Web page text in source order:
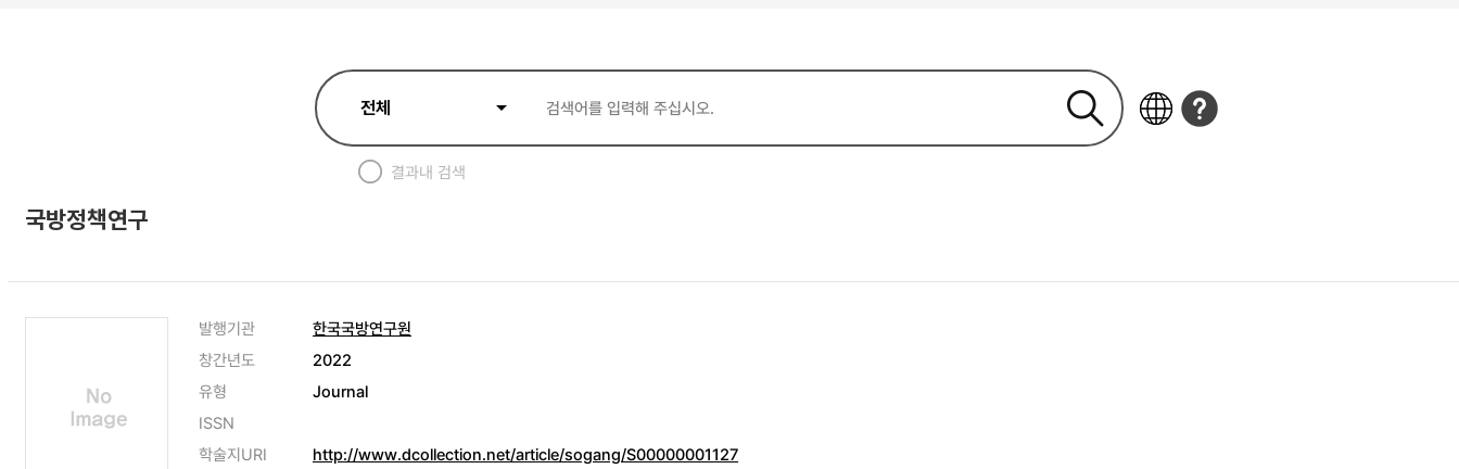
결과내 검색
국방정책연구
발행기관
한국국방연구원
창간년도
2022
유형
Journal
ISSN
학술지URI
http://www.dcollection.net/article/sogang/S00000001127